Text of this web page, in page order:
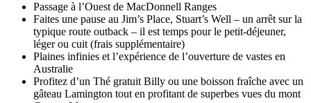
Passage à l’Ouest de MacDonnell Ranges
Faites une pause au Jim’s Place, Stuart’s Well – un arrêt sur la
typique route outback – il est temps pour le petit-déjeuner,
léger ou cuit (frais supplémentaire)
Plaines infinies et l’expérience de l’ouverture de vastes en
Australie
Profitez d’un Thé gratuit Billy ou une boisson fraîche avec un
gâteau Lamington tout en profitant de superbes vues du mont